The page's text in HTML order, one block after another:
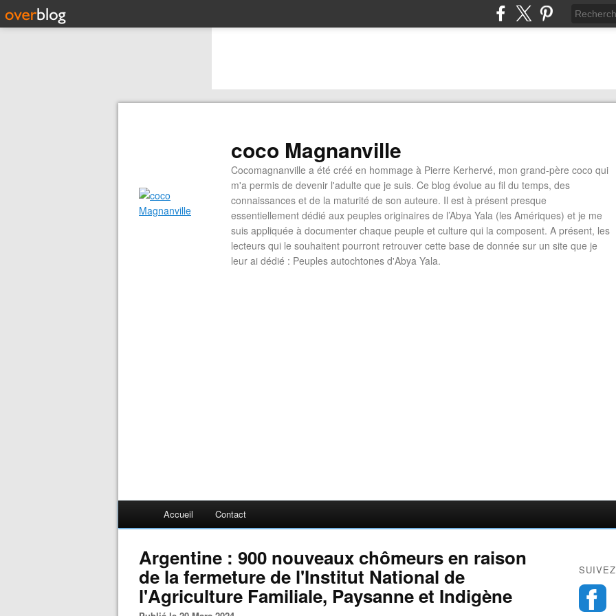
coco Magnanville
Cocomagnanville a été créé en hommage à Pierre Kerhervé, mon grand-père coco qui
m'a permis de devenir l'adulte que je suis. Ce blog évolue au fil du temps, des
connaissances et de la maturité de son auteure. Il est à présent presque
essentiellement dédié aux peuples originaires de l’Abya Yala (les Amériques) et je me
suis appliquée à documenter chaque peuple et culture qui la composent. A présent, les
lecteurs qui le souhaitent pourront retrouver cette base de donnée sur un site que je
leur ai dédié : Peuples autochtones d'Abya Yala.
Accueil Contact
Argentine : 900 nouveaux chômeurs en raison
de la fermeture de l'Institut National de
l'Agriculture Familiale, Paysanne et Indigène